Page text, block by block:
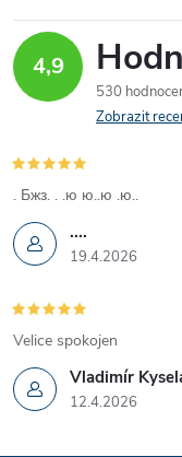
4,9
530
Zobrazit
....
19.4.2026
. Бжз. . .ю ю..ю .ю..
Vladimír
12.4.2026
Velice spokojen